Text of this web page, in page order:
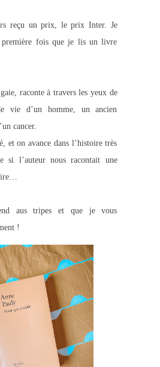
reçu un prix, le prix Inter. Je
première fois que je lis un livre
raconte à travers les yeux de
d’un homme, un ancien
cancer.
et on avance dans l’histoire très
si l’auteur nous racontait une
aus tripes et que je vous
!